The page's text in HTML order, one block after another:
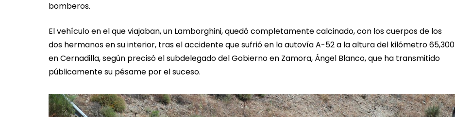
bomberos.
El vehículo en el que viajaban, un Lamborghini, quedó completamente calcinado, con los cuerpos de los
dos hermanos en su interior, tras el accidente que sufrió en la autovía A-52 a la altura del kilómetro 65,300
en Cernadilla, según precisó el subdelegado del Gobierno en Zamora, Ángel Blanco, que ha transmitido
públicamente su pésame por el suceso.